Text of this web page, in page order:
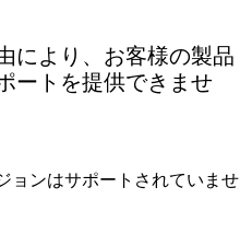
により、お客様の製品
ートを提供できませ
ョンはサポートされていませ